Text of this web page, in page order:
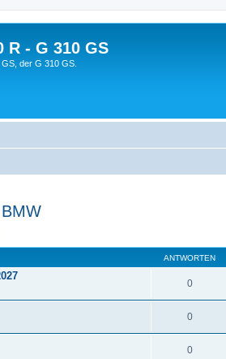
R - G 310 GS
der G 310 GS.
ANTWORTEN
0
0
0